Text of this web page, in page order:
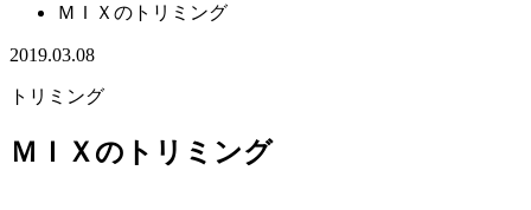
ＭＩＸのトリミング
2019.03.08
トリミング
ＭＩＸのトリミング